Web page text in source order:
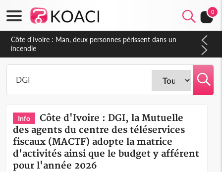
0
Côte d'Ivoire : Séileu, la célébration de la fête nationale
transformée en vaste campagne contre les produits
dépigmentants dangereux
Info
Côte d'Ivoire : DGI, la Mutuelle
des agents du centre des téléservices
fiscaux (MACTF) adopte la matrice
d'activités ainsi que le budget y afférent
pour l'année 2026